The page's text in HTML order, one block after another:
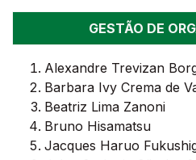
GESTÃO DE
Alexandre Trevizan
Barbara Ivy Crema de
Beatriz Lima Zanoni
Bruno Hisamatsu
Jacques Haruo